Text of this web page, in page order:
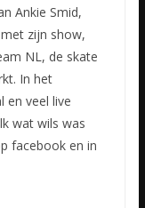
Ankie Smid,
zijn show,
NL, de skate
In het
en veel live
wat wils was
facebook en in